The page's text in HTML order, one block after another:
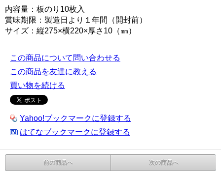
内容量：板のり10枚入
賞味期限：製造日より１年間（開封前）
サイズ：縦275×横220×厚さ10（㎜）
この商品について問い合わせる
この商品を友達に教える
買い物を続ける
Yahoo!ブックマークに登録する
はてなブックマークに登録する
前の商品へ 次の商品へ